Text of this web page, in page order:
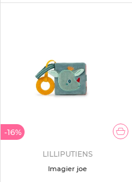
-16%
LILLIPUTIENS
Imagier joe